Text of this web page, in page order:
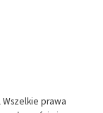
prawa